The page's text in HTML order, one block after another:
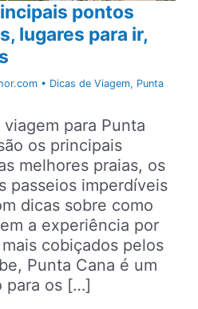
pontos
lugares para ir,
• Dicas de Viagem, Punta
para Punta
os principais
melhores praias, os
passeios imperdíveis
dicas sobre como
a experiência por
cobiçados pelos
Punta Cana é um
para os […]